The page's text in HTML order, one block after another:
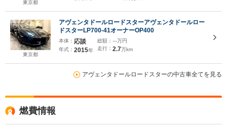
東京都
東京都
アヴェンタドールロードスターアヴェンタドールロー
ドスターLP700-41オーナーOP400
本体： 応談
年式： 2015年
総額： ---万円
走行： 2.7万km
アヴェンタドールロードスターの中古車全てを見る
燃費情報